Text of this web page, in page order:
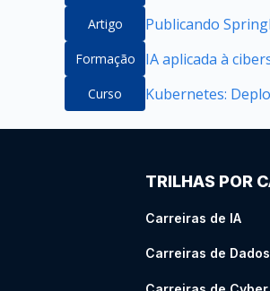
Artigo Publicando
Formação IA aplicada à
Curso Kubernetes:
TRILHAS POR
Carreiras de IA
Carreiras de Dados